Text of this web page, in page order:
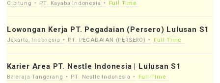
Cibitung PT. Kayaba Indonesia Full Time
Lowongan Kerja PT. Pegadaian (Persero) Lulusan S1
Jakarta, Indonesia PT. PEGADAIAN (PERSERO) Full Time
Karier Area PT. Nestle Indonesia | Lulusan S1
Balaraja Tangerang PT. Nestle Indonesia Full Time